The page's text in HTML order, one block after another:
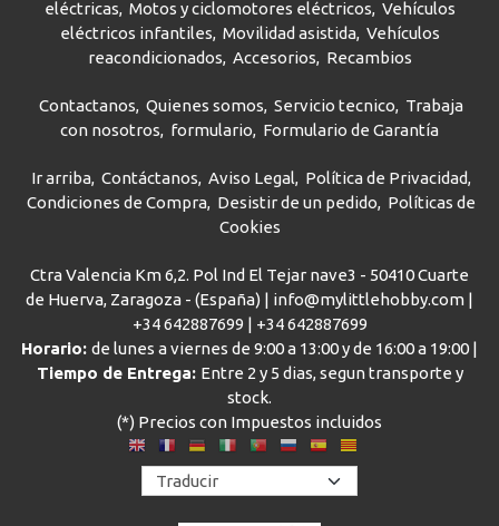
eléctricas Motos y ciclomotores eléctricos Vehículos
eléctricos infantiles Movilidad asistida Vehículos
reacondicionados Accesorios Recambios
Contactanos Quienes somos Servicio tecnico
Trabaja
con nosotros
formulario Formulario de Garantía
Ir arriba Contáctanos Aviso Legal
Política de Privacidad
Condiciones de Compra Desistir de un pedido
Políticas de
Cookies
Ctra Valencia Km 6,2. Pol Ind El Tejar nave3 - 50410 Cuarte
de Huerva, Zaragoza - (España) | info@mylittlehobby.com |
+34 642887699 | +34 642887699
Horario: de lunes a viernes de 9:00 a 13:00 y de 16:00 a 19:00 |
Tiempo de Entrega: Entre 2 y 5 dias, segun transporte y
stock.
(*) Precios con Impuestos incluidos